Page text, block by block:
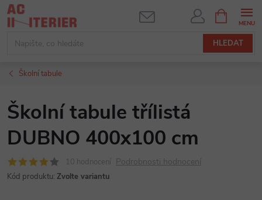
Přejít
na
HLEDAT
NÁKUPNÍ
KOŠÍK
Školní tabule
Školní tabule třílistá
DUBNO 400x100 cm
10 hodnocení Podrobnosti hodnocení
Kód produktu: Zvolte variantu